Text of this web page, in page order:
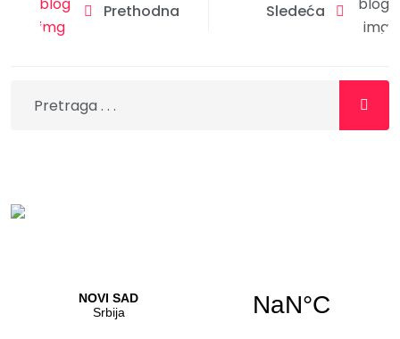
Prethodna Sledeća